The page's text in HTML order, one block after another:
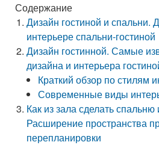
Содержание
Дизайн гостиной и спальни.
интерьере спальни-гостиной
Дизайн гостинной. Самые
дизайна и интерьера
Краткий обзор по стилям
Современные виды
Как из зала сделать спальню
Расширение пространства
перепланировки